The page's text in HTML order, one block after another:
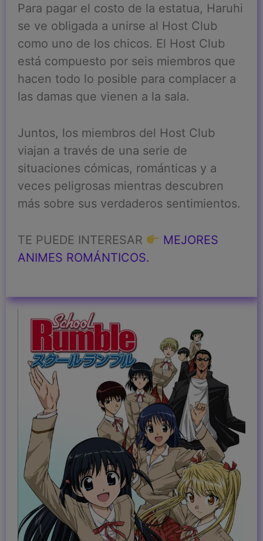
Para pagar el costo de la estatua, Haruhi
se ve obligada a unirse al Host Club
como uno de los chicos. El Host Club
está compuesto por seis miembros que
hacen todo lo posible para complacer a
las damas que vienen a la sala.
Juntos, los miembros del Host Club
viajan a través de una serie de
situaciones cómicas, románticas y a
veces peligrosas mientras descubren
más sobre sus verdaderos sentimientos.
TE PUEDE INTERESAR
MEJORES
ANIMES ROMÁNTICOS.